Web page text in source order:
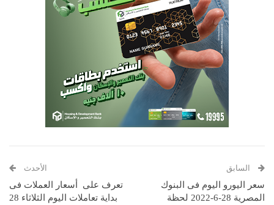
السابق
سعر اليورو اليوم فى البنوك
المصرية 28-6-2022 لحظة
الأحدث
تعرف على أسعار العملات فى
بداية تعاملات اليوم الثلاثاء 28